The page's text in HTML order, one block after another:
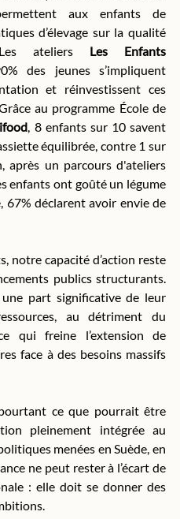
aux enfants de
d’élevage sur la qualité
ateliers Les Enfants
des jeunes s’impliquent
et réinvestissent ces
au programme École de
, 8 enfants sur 10 savent
équilibrée, contre 1 sur
après un parcours d'ateliers
enfants ont goûté un légume
67% déclarent avoir envie de
notre capacité d’action reste
publics structurants.
part significative de leur
au détriment du
qui freine l’extension de
face à des besoins massifs
ce que pourrait être
pleinement intégrée au
menées en Suède, en
ne peut rester à l’écart de
: elle doit se donner des